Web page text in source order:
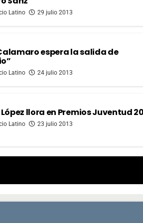
Latino 29 julio 2013
espera la salida de
Latino 24 julio 2013
llora en Premios Juventud
Latino 23 julio 2013